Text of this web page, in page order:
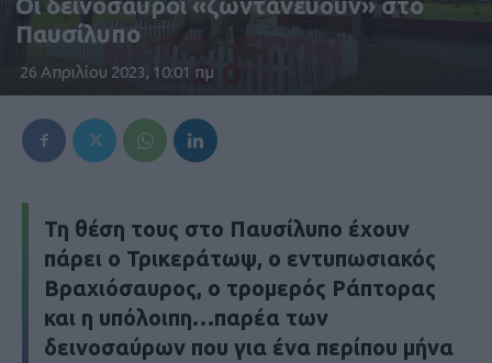
Παυσίλυπο
26 Απριλίου 2023, 10:01 πμ
Τη θέση τους στο Παυσίλυπο έχουν
πάρει ο Τρικεράτωψ, ο εντυπωσιακός
Βραχιόσαυρος, ο τρομερός Ράπτορας
και η υπόλοιπη…παρέα των
δεινοσαύρων που για ένα περίπου μήνα